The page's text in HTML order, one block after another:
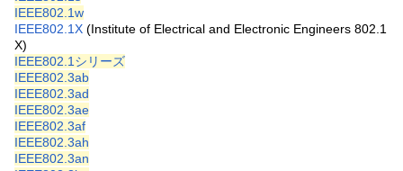
IEEE802.1w
IEEE802.1X (Institute of Electrical and Electronic Engineers 802.1
X)
IEEE802.1シリーズ
IEEE802.3ab
IEEE802.3ad
IEEE802.3ae
IEEE802.3af
IEEE802.3ah
IEEE802.3an